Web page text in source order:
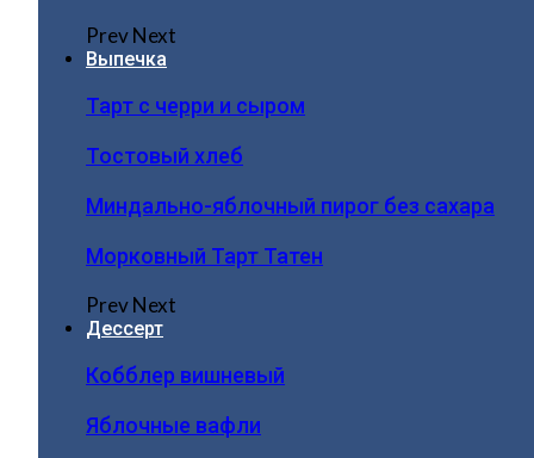
PrevNext
Выпечка
Тарт с черри и сыром
Тостовый хлеб
Миндально-яблочный пирог без сахара
Морковный Тарт Татен
PrevNext
Дессерт
Кобблер вишневый
Яблочные вафли